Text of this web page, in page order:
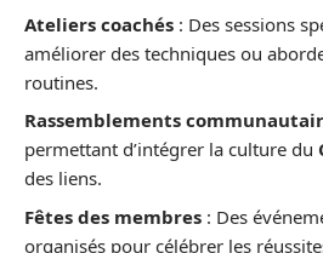
Ateliers coachés : Des sessions
améliorer des techniques ou
routines.
Rassemblements
permettant d’intégrer la culture du
des liens.
Fêtes des membres : Des
organisés pour célébrer les